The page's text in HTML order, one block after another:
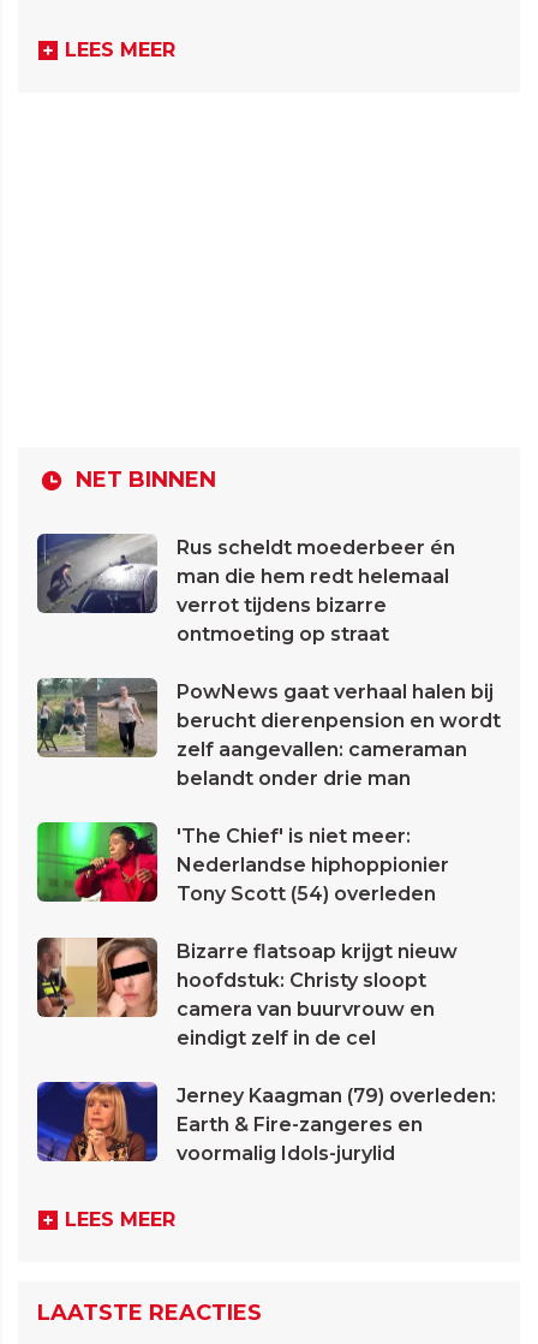
LEES MEER
NET BINNEN
Rus scheldt moederbeer én
man die hem redt helemaal
verrot tijdens bizarre
ontmoeting op straat
PowNews gaat verhaal halen bij
berucht dierenpension en wordt
zelf aangevallen: cameraman
belandt onder drie man
'The Chief' is niet meer:
Nederlandse hiphoppionier
Tony Scott (54) overleden
Bizarre flatsoap krijgt nieuw
hoofdstuk: Christy sloopt
camera van buurvrouw en
eindigt zelf in de cel
Jerney Kaagman (79) overleden:
Earth & Fire-zangeres en
voormalig Idols-jurylid
LEES MEER
LAATSTE REACTIES